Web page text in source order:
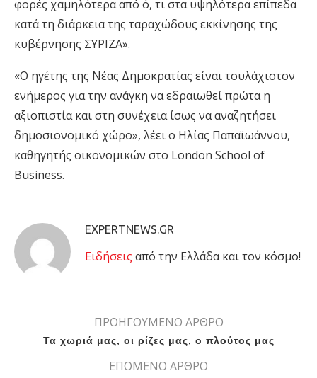
φορές χαμηλότερα από ό, τι στα υψηλότερα επίπεδα
κατά τη διάρκεια της ταραχώδους εκκίνησης της
κυβέρνησης ΣΥΡΙΖΑ».
«Ο ηγέτης της Νέας Δημοκρατίας είναι τουλάχιστον
ενήμερος για την ανάγκη να εδραιωθεί πρώτα η
αξιοπιστία και στη συνέχεια ίσως να αναζητήσει
δημοσιονομικό χώρο», λέει ο Ηλίας Παπαϊωάννου,
καθηγητής οικονομικών στο London School of
Business.
EXPERTNEWS.GR
Eιδήσεις από την Ελλάδα και τον κόσμο!
ΠΡΟΗΓΟΥΜΕΝΟ ΑΡΘΡΟ
Τα χωριά μας, οι ρίζες μας, ο πλούτος μας
ΕΠΟΜΕΝΟ ΑΡΘΡΟ